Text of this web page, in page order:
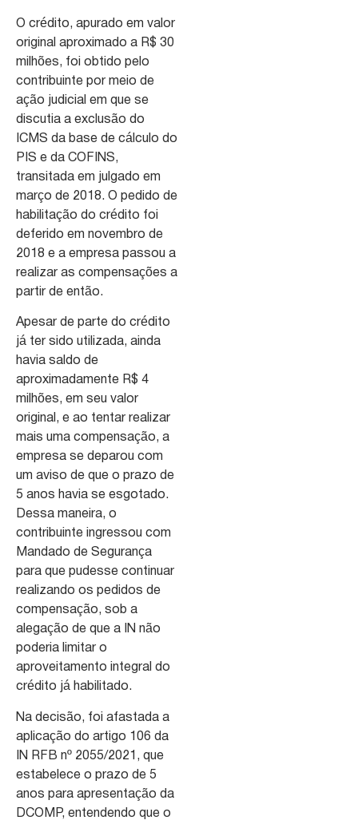
O crédito, apurado em valor
original aproximado a R$ 30
milhões, foi obtido pelo
contribuinte por meio de
ação judicial em que se
discutia a exclusão do
ICMS da base de cálculo do
PIS e da COFINS,
transitada em julgado em
março de 2018. O pedido de
habilitação do crédito foi
deferido em novembro de
2018 e a empresa passou a
realizar as compensações a
partir de então.
Apesar de parte do crédito
já ter sido utilizada, ainda
havia saldo de
aproximadamente R$ 4
milhões, em seu valor
original, e ao tentar realizar
mais uma compensação, a
empresa se deparou com
um aviso de que o prazo de
5 anos havia se esgotado.
Dessa maneira, o
contribuinte ingressou com
Mandado de Segurança
para que pudesse continuar
realizando os pedidos de
compensação, sob a
alegação de que a IN não
poderia limitar o
aproveitamento integral do
crédito já habilitado.
Na decisão, foi afastada a
aplicação do artigo 106 da
IN RFB nº 2055/2021, que
estabelece o prazo de 5
anos para apresentação da
DCOMP, entendendo que o